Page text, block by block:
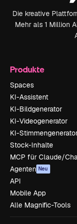
Die kreative
Mehr als 1 Million
Produkte
Spaces
KI-Assistent
KI-Bildgenerator
KI-Videogenerator
KI-
Stock-Inhalte
MCP für Claude/
Agenten Neu
API
Mobile App
Alle Magnific-Tools